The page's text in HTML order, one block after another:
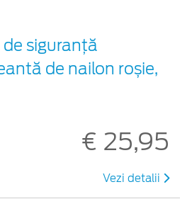
siguranţă
de nailon roșie,
€ 25,95
Vezi detalii